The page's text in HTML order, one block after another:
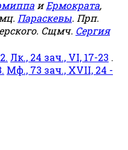
иЕрмократа,
Параскевы. Прп.
Сщмч. Сергия
Лк., 24 зач., VI, 17-23 .
Мф., 73 зач., XVII, 24 -